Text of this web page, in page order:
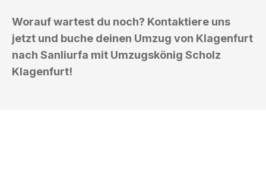
Worauf wartest du noch? Kontaktiere uns
jetzt und buche deinen Umzug von Klagenfurt
nach Sanliurfa mit Umzugskönig Scholz
Klagenfurt!